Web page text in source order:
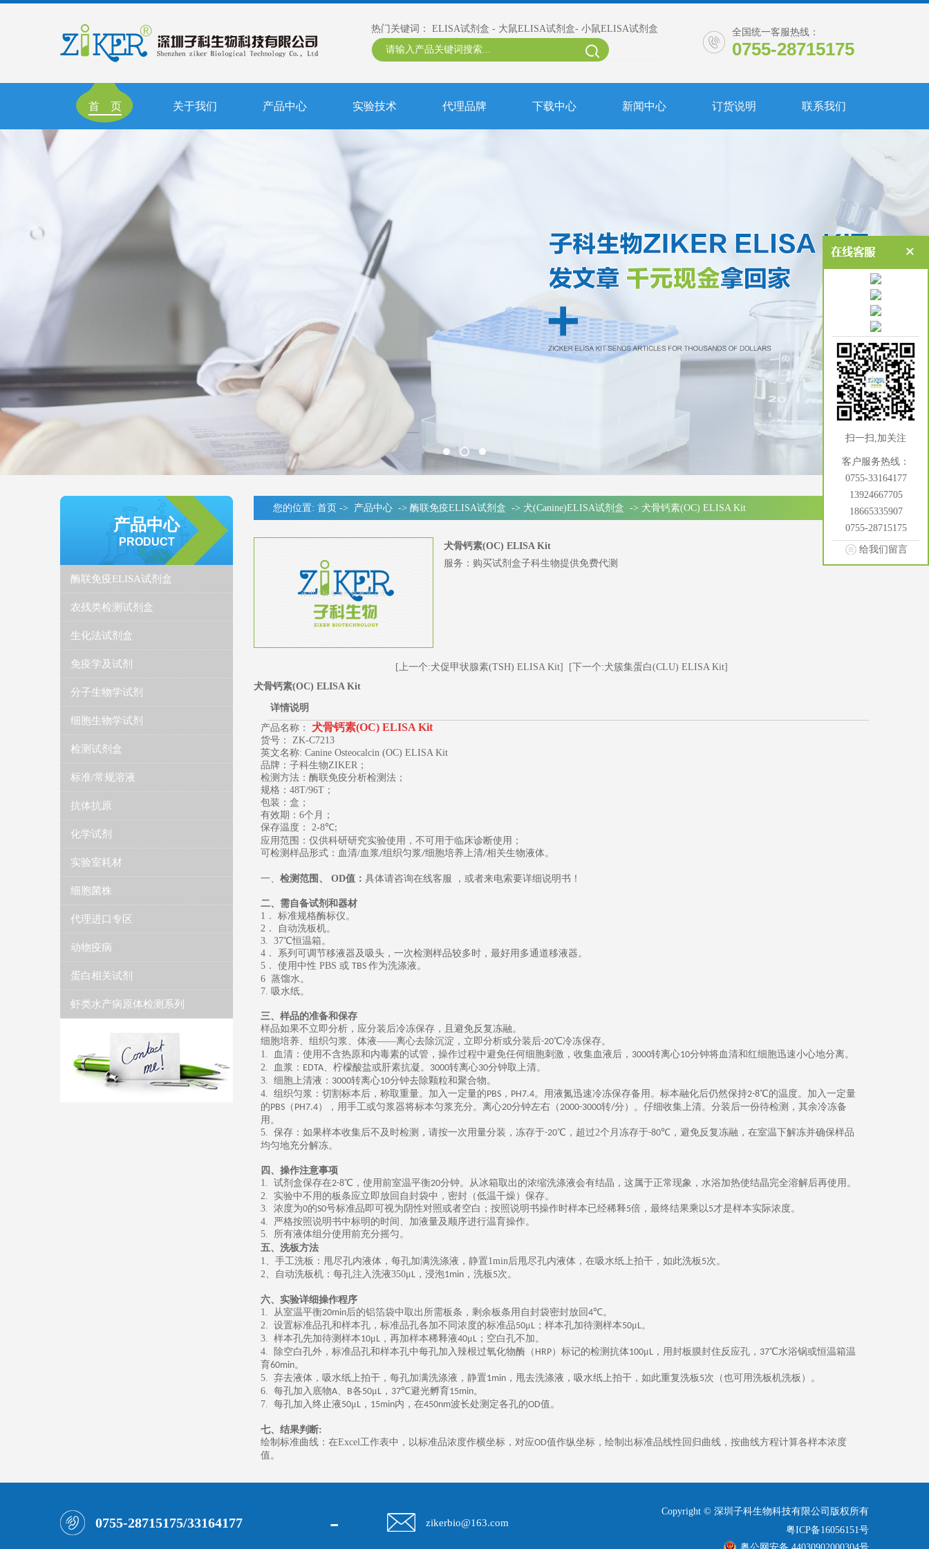
热门关键词： ELISA试剂盒 - 大鼠ELISA试剂盒- 小鼠ELISA试剂盒 全国统一客服热线：
0755-28715175
首 页 关于我们 产品中心 实验技术 代理品牌 下载中心 新闻中心 订货说明 联系我们
产品中心
PRODUCT
酶联免疫ELISA试剂盒
农残类检测试剂盒
生化法试剂盒
免疫学及试剂
分子生物学试剂
细胞生物学试剂
检测试剂盒
标准/常规溶液
抗体抗原
化学试剂
实验室耗材
细胞菌株
代理进口专区
动物疫病
蛋白相关试剂
虾类水产病原体检测系列
您的位置: 首页 -> 产品中心 -> 酶联免疫ELISA试剂盒 -> 犬(Canine)ELISA试剂盒 -> 犬骨钙素(OC) ELISA Kit
犬骨钙素(OC) ELISA Kit
服务：购买试剂盒子科生物提供免费代测
[上一个:犬促甲状腺素(TSH) ELISA Kit]
[下一个:犬簇集蛋白(CLU) ELISA Kit]
犬骨钙素(OC) ELISA Kit
详情说明
产品名称：
犬骨钙素(OC) ELISA Kit
货号： ZK-C7213
英文名称: Canine Osteocalcin (OC) ELISA Kit
品牌：子科生物ZIKER；
检测方法：酶联免疫分析检测法；
规格： 48T/96T ；
包装：盒；
有效期： 6个月；
保存温度 ： 2-8℃;
应用范围：仅供科研研究实验使用，不可用于临床诊断使用；
可检测样品形式：血清/血浆/组织匀浆/细胞培养上清/相关生物液体。
一、 检测范围、 OD值： 具体请咨询在线客服 ，或者来电索要详细说明书 ！
二、需自备试剂和器材
1 ． 标准规格酶标仪。
2 ． 自动洗板机。
3. 37℃恒温箱。
4 ． 系列可调节移液器及吸头，一次检测样品较多时，最好用多通道移液器。
5 ． 使用中性 PBS 或 TBS 作为洗涤液。
6 蒸馏水。
7. 吸水纸。
三、样品的准备和保存
样品如果不立即分析，应分装后冷冻保存，且避免反复冻融。
细胞培养、组织匀浆、体液——离心去除沉淀，立即分析或分装后-20℃冷冻保存。
1.
血清：使用不含热原和内毒素的试管，操作过程中避免任何细胞刺激，收集血液后， 3000转离心10分钟将血清和红细胞迅速小心地分离。
2.
血浆： EDTA、柠檬酸盐或肝素抗凝。 3000转离心30分钟取上清。
3. 细胞上清液： 3000转离心10分钟去除颗粒和聚合物。
4. 组织匀浆：切割标本后，称取重量。加入一定量的PBS ， PH7.4。用液氮迅速冷冻保存备用。标本融化后仍然保持2-8℃的温度。加入一定量
的PBS （ PH7.4），用手工或匀浆器将标本匀浆充分。离心20分钟左右（2000-3000转/分）。仔细收集上清。分装后一份待检测，其余冷冻备
用。
5. 保存：如果样本收集后不及时检测，请按一次用量分装，冻存于-20℃， 超过2个月冻存于-80℃， 避免反复冻融，在室温下解冻并确保样品
均匀地充分解冻。
四、操作注意事项
1. 试剂盒保存在2-8℃，使用前室温平衡20分钟。从冰箱取出的浓缩洗涤液会有结晶，这属于正常现象，水浴加热使结晶完全溶解后再使用。
2. 实验中不用的板条应立即放回自封袋中，密封（低温干燥）保存。
3. 浓度为0的S0号标准品即可视为阴性对照或者空白；按照说明书操作时样本已经稀释5倍，最终结果乘以5才是样本实际浓度。
4. 严格按照说明书中标明的时间、加液量及顺序进行温育操作。
5. 所有液体组分使用前充分摇匀。
五、 洗板方法
1 、 手工洗板：甩尽孔内液体，每孔加满洗涤液，静置1min后甩尽孔内液体，在吸水纸上拍干，如此洗板 5次。
2、 自动洗板机：每孔注入洗液350μL ，浸泡1min ，洗板 5次。
六、 实验详细操作程序
1. 从室温平衡20min后的铝箔袋中取出所需板条，剩余板条用自封袋密封放回4℃。
2. 设置标准品孔和样本孔，标准品孔各加不同浓度的标准品50μL ；样本孔加待测样本50μL。
3. 样本孔先加待测样本10μL ，再加样本稀释液40μL ；空白孔不加。
4.
除空白孔外，标准品孔和样本孔中每孔加入辣根过氧化物酶（ HRP）标记的检测抗体100μL ，用封板膜封住反应孔， 37℃水浴锅或恒温箱温
育60min。
5. 弃去液体，吸水纸上拍干，每孔加满洗涤液，静置1min ，甩去洗涤液，吸水纸上拍干，如此重复洗板 5次（也可用洗板机洗板）。
6. 每孔加入底物A、 B各50μL ， 37℃避光孵育15min。
7. 每孔加入终止液50μL ， 15min内，在450nm波长处测定各孔的OD值。
七、 结果判断:
绘制标准曲线：在Excel工作表中，以标准品浓度作横坐标，对应OD值作纵坐标，绘制出标准品线性回归曲线，按曲线方程计算各样本浓度
值。
0755-28715175/33164177 - zikerbio@163.com
Copyright © 深圳子科生物科技有限公司版权所有
粤ICP备16056151号
扫一扫,加关注
客户服务热线：
0755-33164177
13924667705
18665335907
0755-28715175
给我们留言